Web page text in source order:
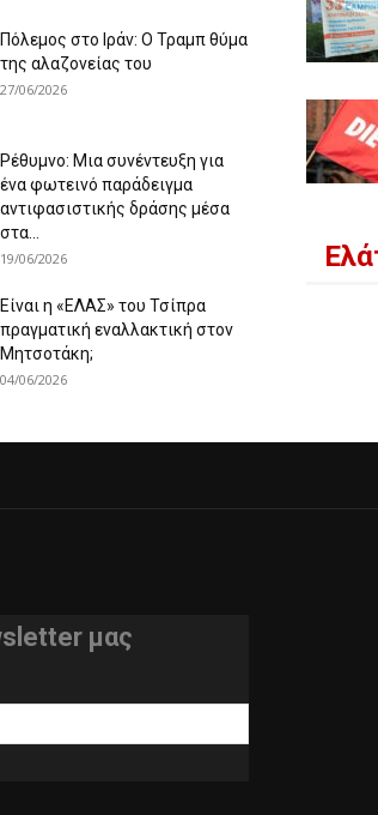
Πόλεμος στο Ιράν: Ο Τραμπ θύμα
της αλαζονείας του
27/06/2026
Ρέθυμνο: Μια συνέντευξη για
ένα φωτεινό παράδειγμα
αντιφασιστικής δράσης μέσα
στα...
19/06/2026
Είναι η «ΕΛΑΣ» του Τσίπρα
πραγματική εναλλακτική στον
Μητσοτάκη;
04/06/2026
μας